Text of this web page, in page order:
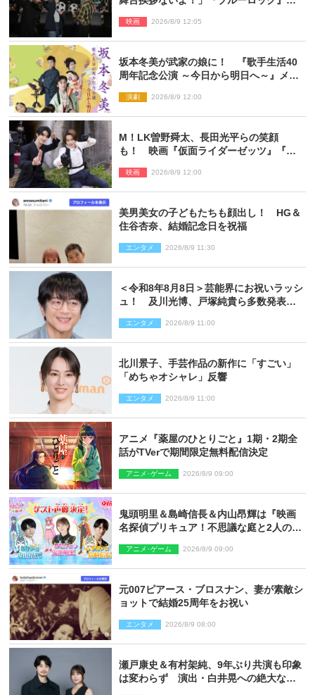
映画 2026/8/9 12:05
坂本冬美が武家の娘に！ 『歌手生活40
周年記念公演 ～今日から明日へ～』メイ
演劇 2026/8/9 12:00
M！LK曽野舜太、長田光平らの笑顔
も！ 映画『仮面ライダーゼッツ』『超
ショット到着
映画 2026/8/9 12:00
美男美女の子どもたちも顔出し！ HG＆
住谷杏奈、結婚記念日を祝福
エンタメ 2026/8/9 11:30
＜令和8年8月8日＞芸能界にお祝いラッシ
ュ！ 及川光博、戸塚純貴ら多数発表結
エンタメ 2026/8/9 11:00
北川景子、手芸作品の新作に「すごい」
「めちゃオシャレ」反響
エンタメ 2026/8/9 11:00
アニメ『薬屋のひとりごと』1期・2期全
話がTVerで期間限定無料配信決定
アニメ･ゲーム 2026/8/9 09:00
鬼頭明里＆島崎信長＆内山昂輝は『映画
名探偵プリキュア！不思議な庭と2人の秘
アニメ･ゲーム 2026/8/9 09:00
元007ピアース・ブロスナン、妻が素敵シ
ョットで結婚25周年をお祝い
エンタメ 2026/8/9 08:00
瀬戸康史＆有村架純、9年ぶり共演も印象
は変わらず 演出・白井晃への絶大なる